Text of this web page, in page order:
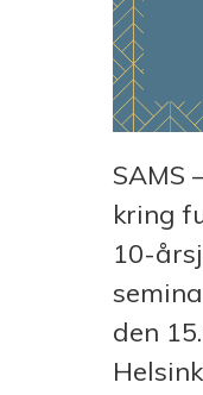
SAMS
kring
10-
den